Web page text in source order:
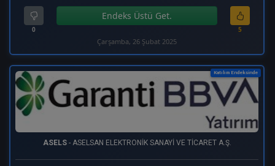
0
Endeks Üstü Get.
5
Çarşamba, 26 Şubat 2025
Katılım Endeksinde
ASELS- ASELSAN ELEKTRONİK SANAYİ VE TİCARET A.Ş.